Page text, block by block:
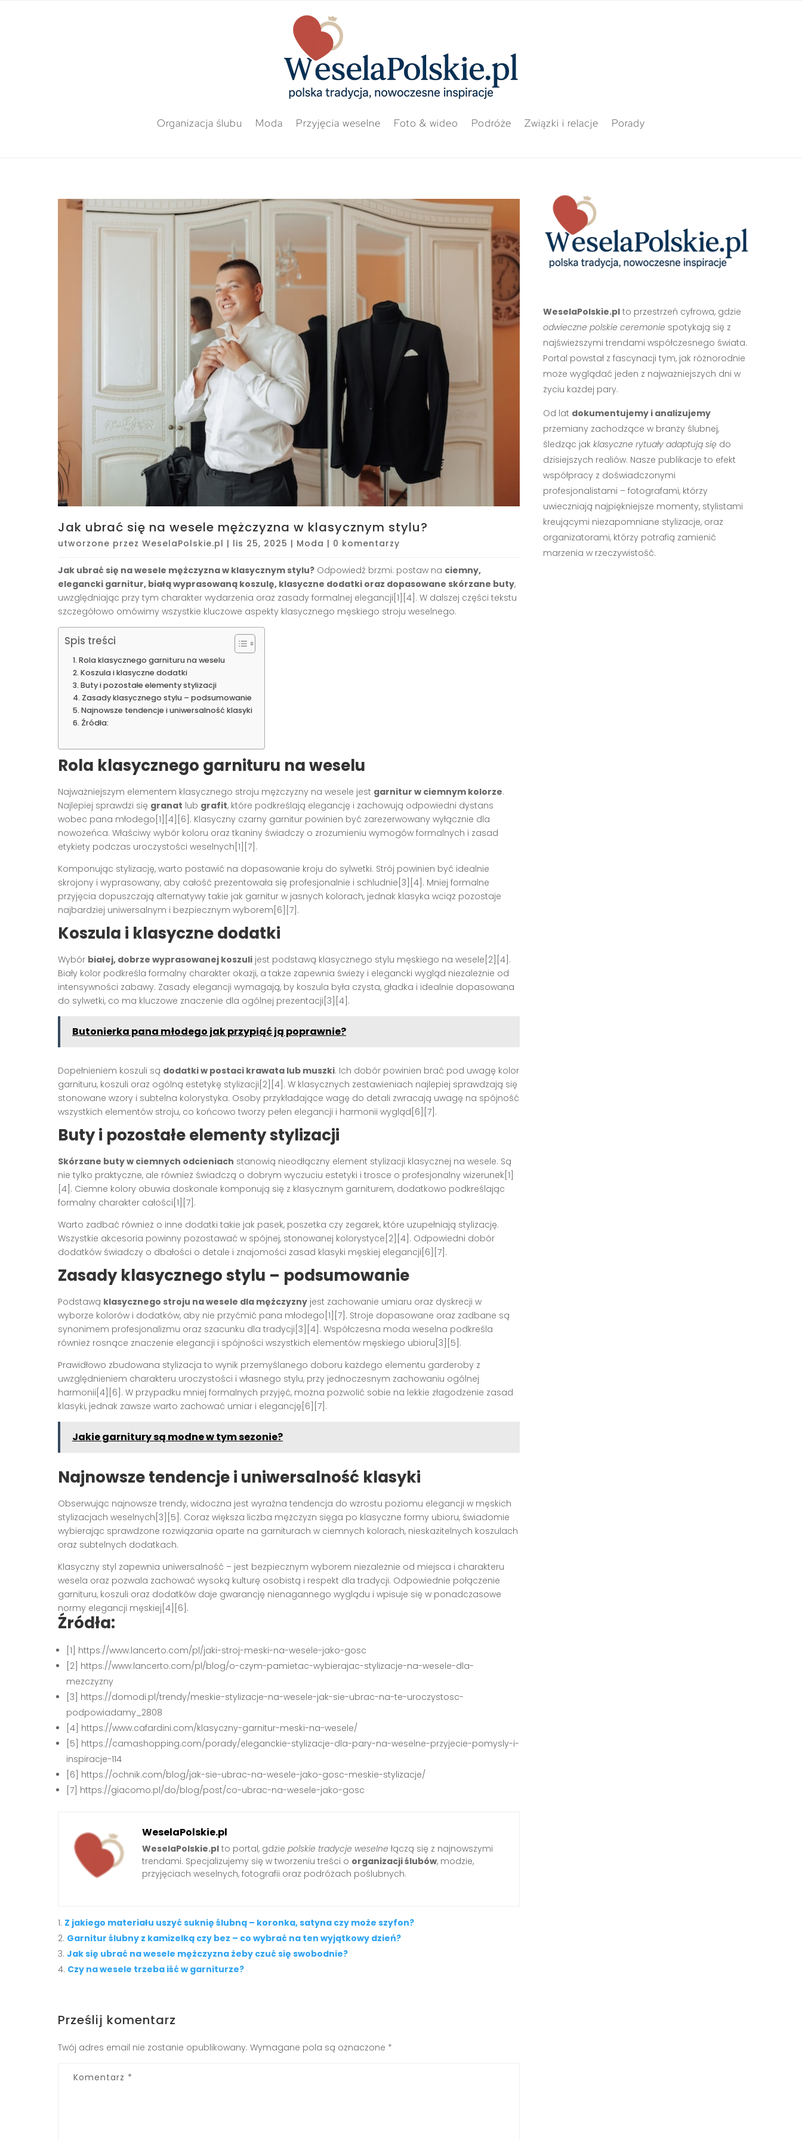
Organizacja ślubu Moda Przyjęcia weselne Foto & wideo Podróże Związki i relacje Porady
Jak ubrać się na wesele mężczyzna w klasycznym stylu?
utworzone przez WeselaPolskie.pl | lis 25, 2025 | Moda | 0 komentarzy
Jak ubrać się na wesele mężczyzna w klasycznym stylu? Odpowiedź brzmi: postaw na ciemny,
elegancki garnitur, białą wyprasowaną koszulę, klasyczne dodatki oraz dopasowane skórzane buty,
uwzględniając przy tym charakter wydarzenia oraz zasady formalnej elegancji[1][4]. W dalszej części tekstu
szczegółowo omówimy wszystkie kluczowe aspekty klasycznego męskiego stroju weselnego.
Spis treści
Rola klasycznego garnituru na weselu
Koszula i klasyczne dodatki
Buty i pozostałe elementy stylizacji
Zasady klasycznego stylu – podsumowanie
Najnowsze tendencje i uniwersalność klasyki
Źródła:
Rola klasycznego garnituru na weselu
Najważniejszym elementem klasycznego stroju mężczyzny na wesele jest garnitur w ciemnym kolorze.
Najlepiej sprawdzi się granat lub grafit, które podkreślają elegancję i zachowują odpowiedni dystans
wobec pana młodego[1][4][6]. Klasyczny czarny garnitur powinien być zarezerwowany wyłącznie dla
nowożeńca. Właściwy wybór koloru oraz tkaniny świadczy o zrozumieniu wymogów formalnych i zasad
etykiety podczas uroczystości weselnych[1][7].
Komponując stylizację, warto postawić na dopasowanie kroju do sylwetki. Strój powinien być idealnie
skrojony i wyprasowany, aby całość prezentowała się profesjonalnie i schludnie[3][4]. Mniej formalne
przyjęcia dopuszczają alternatywy takie jak garnitur w jasnych kolorach, jednak klasyka wciąż pozostaje
najbardziej uniwersalnym i bezpiecznym wyborem[6][7].
Koszula i klasyczne dodatki
Wybór białej, dobrze wyprasowanej koszuli jest podstawą klasycznego stylu męskiego na wesele[2][4].
Biały kolor podkreśla formalny charakter okazji, a także zapewnia świeży i elegancki wygląd niezależnie od
intensywności zabawy. Zasady elegancji wymagają, by koszula była czysta, gładka i idealnie dopasowana
do sylwetki, co ma kluczowe znaczenie dla ogólnej prezentacji[3][4].
Butonierka pana młodego jak przypiąć ją poprawnie?
Dopełnieniem koszuli są dodatki w postaci krawata lub muszki. Ich dobór powinien brać pod uwagę kolor
garnituru, koszuli oraz ogólną estetykę stylizacji[2][4]. W klasycznych zestawieniach najlepiej sprawdzają się
stonowane wzory i subtelna kolorystyka. Osoby przykładające wagę do detali zwracają uwagę na spójność
wszystkich elementów stroju, co końcowo tworzy pełen elegancji i harmonii wygląd[6][7].
Buty i pozostałe elementy stylizacji
Skórzane buty w ciemnych odcieniach stanowią nieodłączny element stylizacji klasycznej na wesele. Są
nie tylko praktyczne, ale również świadczą o dobrym wyczuciu estetyki i trosce o profesjonalny wizerunek[1]
[4]. Ciemne kolory obuwia doskonale komponują się z klasycznym garniturem, dodatkowo podkreślając
formalny charakter całości[1][7].
Warto zadbać również o inne dodatki takie jak pasek, poszetka czy zegarek, które uzupełniają stylizację.
Wszystkie akcesoria powinny pozostawać w spójnej, stonowanej kolorystyce[2][4]. Odpowiedni dobór
dodatków świadczy o dbałości o detale i znajomości zasad klasyki męskiej elegancji[6][7].
Zasady klasycznego stylu – podsumowanie
Podstawą klasycznego stroju na wesele dla mężczyzny jest zachowanie umiaru oraz dyskrecji w
wyborze kolorów i dodatków, aby nie przyćmić pana młodego[1][7]. Stroje dopasowane oraz zadbane są
synonimem profesjonalizmu oraz szacunku dla tradycji[3][4]. Współczesna moda weselna podkreśla
również rosnące znaczenie elegancji i spójności wszystkich elementów męskiego ubioru[3][5].
Prawidłowo zbudowana stylizacja to wynik przemyślanego doboru każdego elementu garderoby z
uwzględnieniem charakteru uroczystości i własnego stylu, przy jednoczesnym zachowaniu ogólnej
harmonii[4][6]. W przypadku mniej formalnych przyjęć, można pozwolić sobie na lekkie złagodzenie zasad
klasyki, jednak zawsze warto zachować umiar i elegancję[6][7].
Jakie garnitury są modne w tym sezonie?
Najnowsze tendencje i uniwersalność klasyki
Obserwując najnowsze trendy, widoczna jest wyraźna tendencja do wzrostu poziomu elegancji w męskich
stylizacjach weselnych[3][5]. Coraz większa liczba mężczyzn sięga po klasyczne formy ubioru, świadomie
wybierając sprawdzone rozwiązania oparte na garniturach w ciemnych kolorach, nieskazitelnych koszulach
oraz subtelnych dodatkach.
Klasyczny styl zapewnia uniwersalność – jest bezpiecznym wyborem niezależnie od miejsca i charakteru
wesela oraz pozwala zachować wysoką kulturę osobistą i respekt dla tradycji. Odpowiednie połączenie
garnituru, koszuli oraz dodatków daje gwarancję nienagannego wyglądu i wpisuje się w ponadczasowe
normy elegancji męskiej[4][6].
Źródła:
[1] https://www.lancerto.com/pl/jaki-stroj-meski-na-wesele-jako-gosc
[2] https://www.lancerto.com/pl/blog/o-czym-pamietac-wybierajac-stylizacje-na-wesele-dla-
mezczyzny
[3] https://domodi.pl/trendy/meskie-stylizacje-na-wesele-jak-sie-ubrac-na-te-uroczystosc-
podpowiadamy_2808
[4] https://www.cafardini.com/klasyczny-garnitur-meski-na-wesele/
[5] https://camashopping.com/porady/eleganckie-stylizacje-dla-pary-na-weselne-przyjecie-pomysly-i-
inspiracje-114
[6] https://ochnik.com/blog/jak-sie-ubrac-na-wesele-jako-gosc-meskie-stylizacje/
[7] https://giacomo.pl/do/blog/post/co-ubrac-na-wesele-jako-gosc
WeselaPolskie.pl
WeselaPolskie.pl to portal, gdzie polskie tradycje weselne łączą się z najnowszymi
trendami. Specjalizujemy się w tworzeniu treści o organizacji ślubów, modzie,
przyjęciach weselnych, fotografii oraz podróżach poślubnych.
Z jakiego materiału uszyć suknię ślubną – koronka, satyna czy może szyfon?
Garnitur ślubny z kamizelką czy bez – co wybrać na ten wyjątkowy dzień?
Jak się ubrać na wesele mężczyzna żeby czuć się swobodnie?
Czy na wesele trzeba iść w garniturze?
Prześlij komentarz
Twój adres email nie zostanie opublikowany. Wymagane pola są oznaczone *
WeselaPolskie.plto przestrzeń cyfrowa, gdzie
odwieczne polskie ceremonie spotykają się z
najświeższymi trendami współczesnego świata.
Portal powstał z fascynacji tym, jak różnorodnie
może wyglądać jeden z najważniejszych dni w
życiu każdej pary.
Od lat dokumentujemy i analizujemy
przemiany zachodzące w branży ślubnej,
śledząc jak klasyczne rytuały adaptują się do
dzisiejszych realiów. Nasze publikacje to efekt
współpracy z doświadczonymi
profesjonalistami – fotografami, którzy
uwieczniają najpiękniejsze momenty, stylistami
kreującymi niezapomniane stylizacje, oraz
organizatorami, którzy potrafią zamienić
marzenia w rzeczywistość.